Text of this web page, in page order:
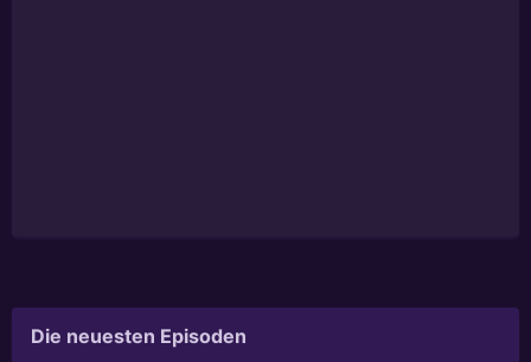
Die neuesten Episoden